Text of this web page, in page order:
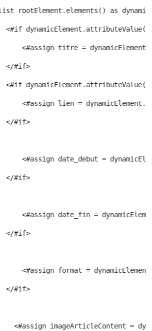
rootElement.elements() as
<#if
<#assign titre =
</#if>
<#if
<#assign lien =
</#if>
<#assign date_debut =
</#if>
<#assign date_fin =
</#if>
<#assign format =
</#if>
<#assign imageArticleContent =